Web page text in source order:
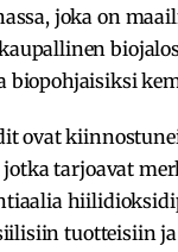
joka on
biopohjaisiksi
ovat
jotka tarjoavat
tuotteisiin ja